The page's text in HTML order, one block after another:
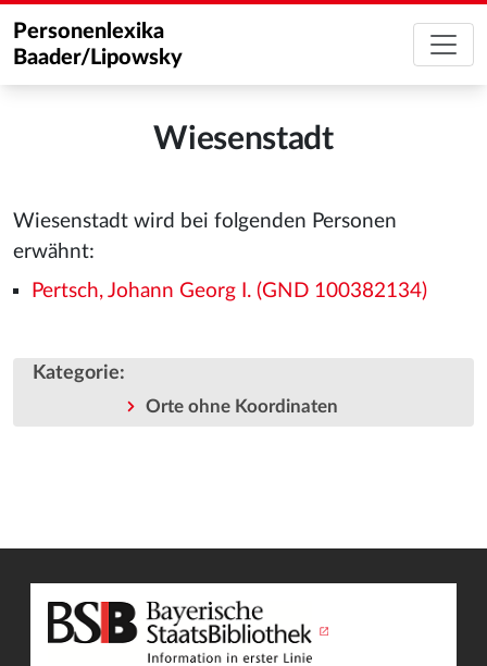
Personenlexika
Baader/Lipowsky
Wiesenstadt
Wiesenstadt wird bei folgenden Personen
erwähnt:
Pertsch, Johann Georg I. (GND 100382134)
Kategorie:
Orte ohne Koordinaten